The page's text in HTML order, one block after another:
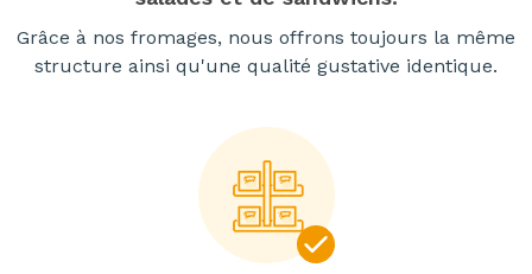
Grâce à nos fromages, nous offrons toujours la même
structure ainsi qu'une qualité gustative identique.